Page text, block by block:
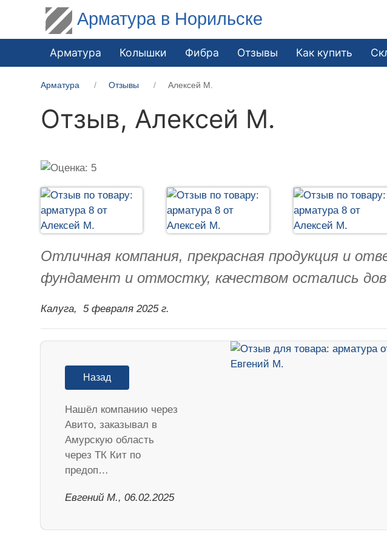
Арматура в Норильске
Арматура Колышки Фибра Отзывы Как купить
Арматура Отзывы Алексей М.
Отзыв, Алексей М.
Отличная компания, прекрасная продукция и
фундамент и отмостку, качеством остались
Калуга, 5 февраля 2025 г.
Назад
Нашёл компанию через
Авито, заказывал в
Амурскую область
через ТК Кит по
предоп…
​Евгений М., 06.02.2025